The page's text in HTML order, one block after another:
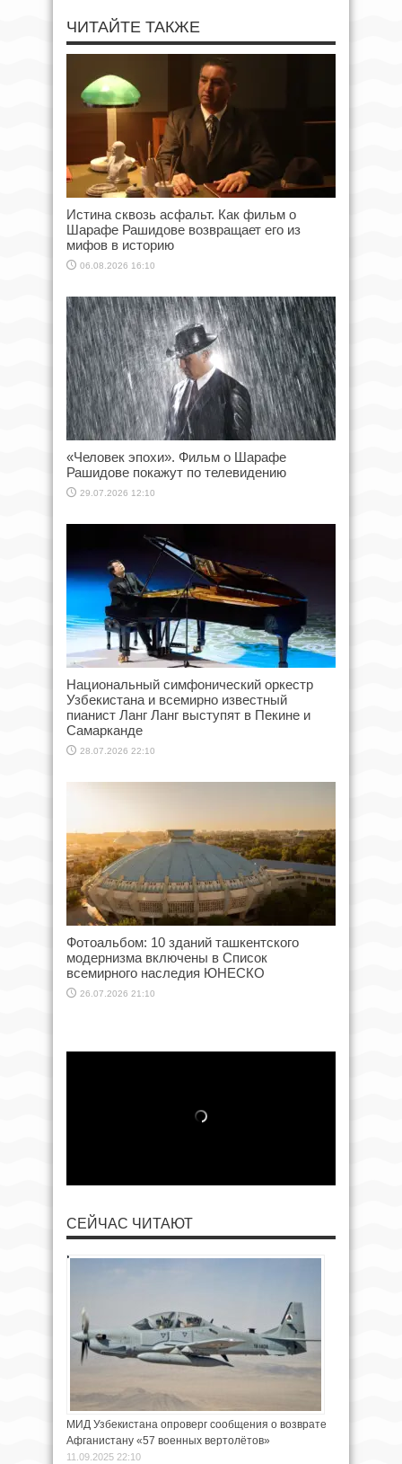
ЧИТАЙТЕ ТАКЖЕ
Истина сквозь асфальт. Как фильм о
Шарафе Рашидове возвращает его из
мифов в историю
06.08.2026 16:10
«Человек эпохи». Фильм о Шарафе
Рашидове покажут по телевидению
29.07.2026 12:10
Национальный симфонический оркестр
Узбекистана и всемирно известный
пианист Ланг Ланг выступят в Пекине и
Самарканде
28.07.2026 22:10
Фотоальбом: 10 зданий ташкентского
модернизма включены в Список
всемирного наследия ЮНЕСКО
26.07.2026 21:10
СЕЙЧАС ЧИТАЮТ
МИД Узбекистана опроверг сообщения о возврате
Афганистану «57 военных вертолётов»
11.09.2025 22:10